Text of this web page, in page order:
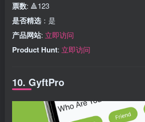
票数: 🔺123
是否精选 ：是
产品网站: 立即访问
Product Hunt: 立即访问
10. GyftPro